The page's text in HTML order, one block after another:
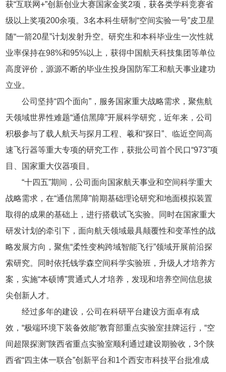
获“互联网+”创新创业大赛国家金奖2项，获各类学科竞赛省
级以上奖项200余项。3名本科生研制“空间实验一号”皮卫星
随“一箭20星”计划发射升空。研究生和本科毕业生一次性就
业率保持在98%和95%以上，获得中国航天科技集团等单位
高度评价，源源不断的毕业生投身国防军工和航天事业建功
立业。
公司坚持“四个面向”，服务国家重大战略需求，聚焦航
天领域世界性难题“通信黑障”开展科学研究，近年来，公司
积极参与了载人航天与探月工程、羲和“探日”、临近空间高
速飞行器等重大专项的研究工作，获批公司首个民口“973”项
目、国家重大仪器项目。
“十四五”期间，公司面向国家航天事业和空间科学重大
战略需求，在“通信黑障”前期基础理论研究和地面模拟装置
取得的成果的基础上，进行搭载试飞实验。同时在国家重大
研发计划的牵引下，面向航天领域最具颠覆性和变革性的战
略发展方向，聚焦“柔性变构跨域智能飞行”领域开展前沿探
索研究。同时依托钱学森空间科学实验班，升级人才培养方
案，实施“本硕博”贯通式人才培养，发现和培养空间信息拔
尖创新人才。
经过多年的建设，公司在科研平台建设方面卓有成
效，“极端环境下装备效能”教育部重点实验室挂牌运行，“空
间超限探测”陕西省重点实验室顺利通过建设期验收，3个陕
西省“四主体一联合”创新平台和1个西安市科技平台批准成